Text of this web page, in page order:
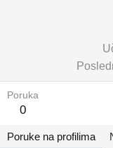
Poruka
0
Poruke na profilima